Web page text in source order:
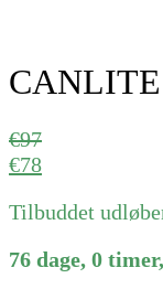
€97
€78
Tilbuddet
76 dage, 0 timer,